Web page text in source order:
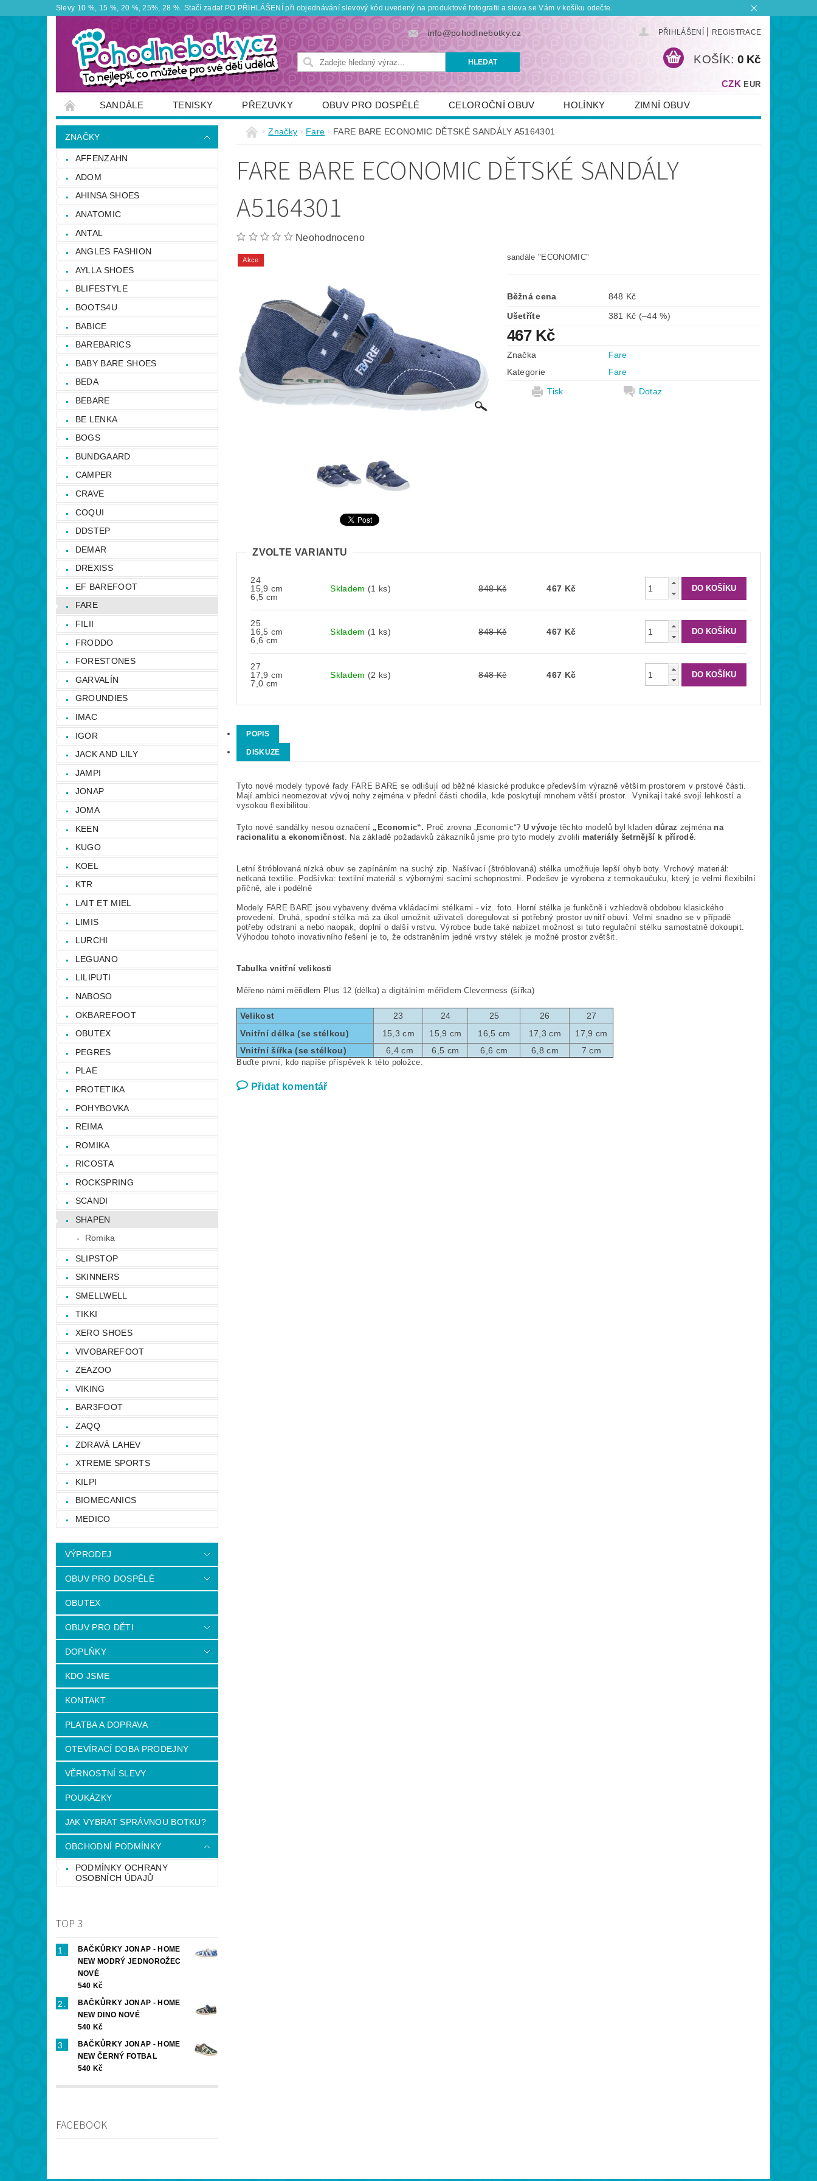
Slevy 10 %, 15 %, 20 %, 25%, 28 %. Stačí zadat PO PŘIHLÁŠENÍ při objednávání slevový kód uvedený na produktové fotografii a sleva se Vám v košíku odečte.
info@pohodlnebotky.cz PŘIHLÁŠENÍ REGISTRACE
CZK EUR
KOŠÍK: 0 Kč
SANDÁLE TENISKY PŘEZUVKY OBUV PRO DOSPĚLÉ CELOROČNÍ OBUV HOLÍNKY ZIMNÍ OBUV
ZNAČKY VÝPRODEJ OBUTEX OBUV PRO DĚTI DOPLŇKY KDO JSME KONTAKT
OTEVÍRACÍ DOBA PRODEJNY
NAPIŠTE NÁM
ZNAČKY
AFFENZAHN
ADOM
AHINSA SHOES
ANATOMIC
ANTAL
ANGLES FASHION
AYLLA SHOES
BLIFESTYLE
BOOTS4U
BABICE
BAREBARICS
BABY BARE SHOES
BEDA
BEBARE
BE LENKA
BOGS
BUNDGAARD
CAMPER
CRAVE
COQUI
DDSTEP
DEMAR
DREXISS
EF BAREFOOT
FARE
FILII
FRODDO
FORESTONES
GARVALÍN
GROUNDIES
IMAC
IGOR
JACK AND LILY
JAMPI
JONAP
JOMA
KEEN
KUGO
KOEL
KTR
LAIT ET MIEL
LIMIS
LURCHI
LEGUANO
LILIPUTI
NABOSO
OKBAREFOOT
OBUTEX
PEGRES
PLAE
PROTETIKA
POHYBOVKA
REIMA
ROMIKA
RICOSTA
ROCKSPRING
SCANDI
SHAPEN
Romika
SLIPSTOP
SKINNERS
SMELLWELL
TIKKI
XERO SHOES
VIVOBAREFOOT
ZEAZOO
VIKING
BAR3FOOT
ZAQQ
ZDRAVÁ LAHEV
XTREME SPORTS
KILPI
BIOMECANICS
MEDICO
VÝPRODEJ
OBUV PRO DOSPĚLÉ
OBUTEX
OBUV PRO DĚTI
DOPLŇKY
KDO JSME
KONTAKT
PLATBA A DOPRAVA
OTEVÍRACÍ DOBA PRODEJNY
VĚRNOSTNÍ SLEVY
POUKÁZKY
JAK VYBRAT SPRÁVNOU BOTKU?
OBCHODNÍ PODMÍNKY
PODMÍNKY OCHRANY
OSOBNÍCH ÚDAJŮ
TOP 3
BAČKŮRKY JONAP - HOME
NEW MODRÝ JEDNOROŽEC
NOVÉ
540 Kč
BAČKŮRKY JONAP - HOME
NEW DINO NOVÉ
540 Kč
BAČKŮRKY JONAP - HOME
NEW ČERNÝ FOTBAL
540 Kč
FACEBOOK
Značky Fare FARE BARE ECONOMIC DĚTSKÉ SANDÁLY A5164301
FARE BARE ECONOMIC DĚTSKÉ SANDÁLY
A5164301
Neohodnoceno
Akce sandále "ECONOMIC"
Běžná cena
848 Kč
Ušetříte
381 Kč (–44 %)
467 Kč
Značka
Fare
Kategorie
Fare
Tisk
Dotaz
ZVOLTE VARIANTU
24
15,9 cm
6,5 cm
Skladem (1 ks) 848 Kč 467 Kč
25
16,5 cm
6,6 cm
Skladem (1 ks) 848 Kč 467 Kč
27
17,9 cm
7,0 cm
Skladem (2 ks) 848 Kč 467 Kč
POPIS
DISKUZE
Tyto nové modely typové řady FARE BARE se odlišují od běžné klasické produkce především výrazně větším prostorem v prstové části.
Mají ambici neomezovat vývoj nohy zejména v přední části chodila, kde poskytují mnohem větší prostor. Vynikají také svojí lehkostí a
vysokou flexibilitou.
Tyto nové sandálky nesou označení „Economic“. Proč zrovna „Economic“? U vývoje těchto modelů byl kladen důraz zejména na
racionalitu a ekonomičnost. Na základě požadavků zákazníků jsme pro tyto modely zvolili materiály šetrnější k přírodě.
Letní štróblovaná nízká obuv se zapínáním na suchý zip. Našívací (štróblovaná) stélka umožňuje lepší ohyb boty. Vrchový materiál:
netkaná textilie. Podšívka: textilní materiál s výbornými sacími schopnostmi. Podešev je vyrobena z termokaučuku, který je velmi flexibilní
příčně, ale i podélně
Modely FARE BARE jsou vybaveny dvěma vkládacími stélkami - viz. foto. Horní stélka je funkčně i vzhledově obdobou klasického
provedení. Druhá, spodní stélka má za úkol umožnit uživateli doregulovat si potřebný prostor uvnitř obuvi. Velmi snadno se v případě
potřeby odstraní a nebo naopak, doplní o další vrstvu. Výrobce bude také nabízet možnost si tuto regulační stélku samostatně dokoupit.
Výhodou tohoto inovativního řešení je to, že odstraněním jedné vrstvy stélek je možné prostor zvětšit.
Tabulka vnitřní velikosti
Měřeno námi měřidlem Plus 12 (délka) a digitálním měřidlem Clevermess (šířka)
Velikost 23 24 25 26
27
Vnitřní délka (se stélkou)
15,3 cm 15,9 cm 16,5 cm 17,3 cm
17,9 cm
Vnitřní šířka (se stélkou)
6,4 cm 6,5 cm 6,6 cm 6,8 cm 7 cm
Buďte první, kdo napíše příspěvek k této položce.
Přidat komentář